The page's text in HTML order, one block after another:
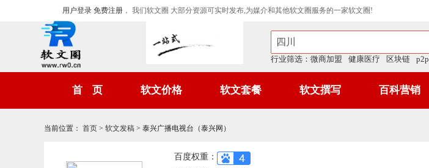
用户登录 免费注册 ， 我们软文圈 大部分资源可实时发布,为媒介和其他软文圈服务的一家软文圈!
行业筛选： 微商加盟 健康医疗 区块链 p2p
首 页 软文价格 软文套餐 软文撰写 百科营销
当前位置 ： 首页 > 软文发稿 > 泰兴广播电视台（泰兴网）
百度权重：